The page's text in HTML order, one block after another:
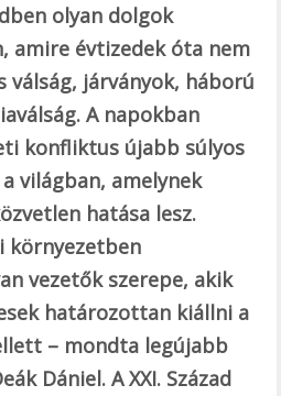
olyan dolgok
amire évtizedek óta nem
válság, járványok, háború
A napokban
konfliktus újabb súlyos
világban, amelynek
hatása lesz.
környezetben
vezetők szerepe, akik
határozottan kiállni a
– mondta legújabb
Dániel. A XXI. Század